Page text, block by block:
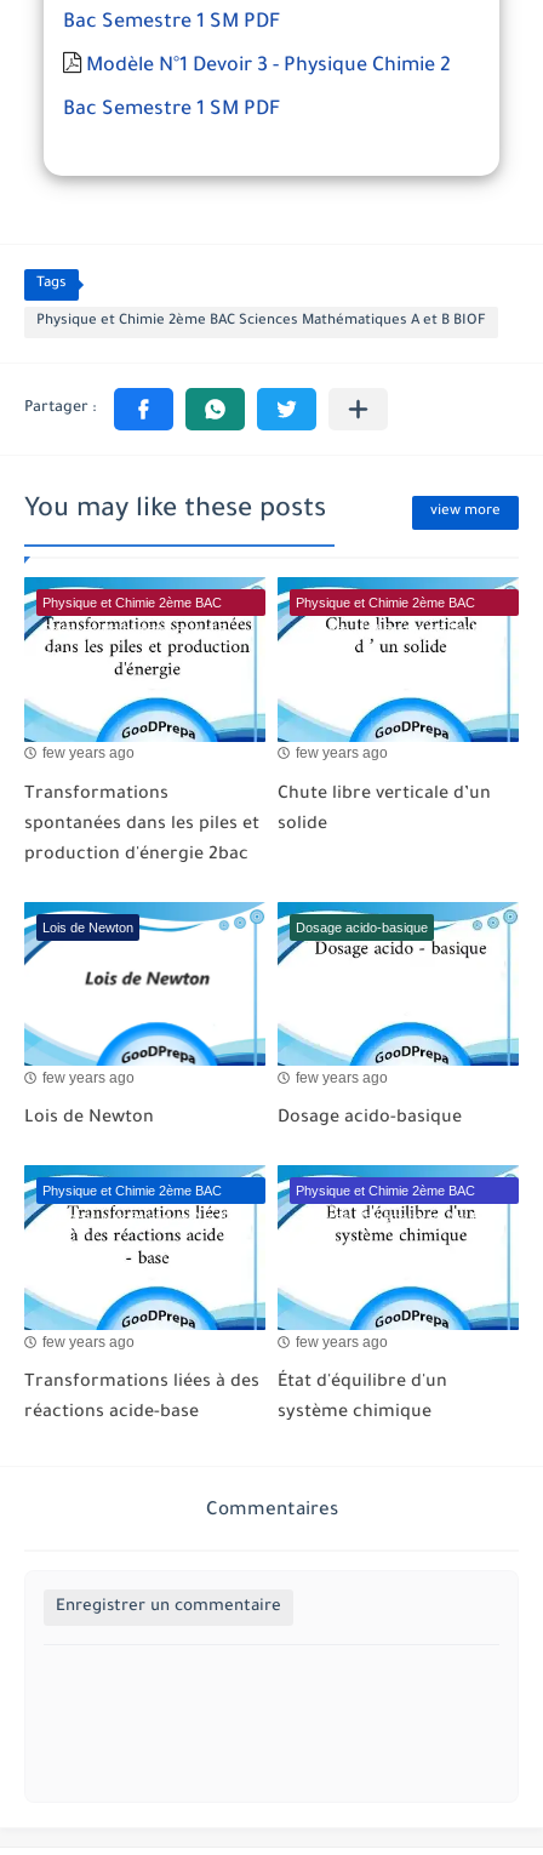
Bac Semestre 1 SM PDF
Modèle N°1 Devoir 3 - Physique Chimie 2
Bac Semestre 1 SM PDF
Tags
Physique et Chimie 2ème BAC Sciences Mathématiques A et B BIOF
You may like these posts view more
Physique et Chimie 2ème BAC
Sciences Mathématiques A et B
BIOF
few years ago
Transformations
spontanées dans les piles et
production d'énergie 2bac
Physique et Chimie 2ème BAC
Sciences Mathématiques A et B
few years ago
Chute libre verticale d’un
solide
Lois de Newton
few years ago
Lois de Newton
Dosage acido-basique
few years ago
Dosage acido-basique
Physique et Chimie 2ème BAC
Sciences Mathématiques A et B
BIOF
few years ago
Transformations liées à des
réactions acide-base
Physique et Chimie 2ème BAC
Sciences Mathématiques A et B
few years ago
État d'équilibre d'un
système chimique
Commentaires
Enregistrer un commentaire